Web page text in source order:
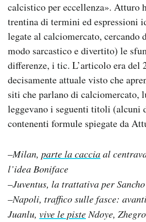
calcistico per eccellenza». Atturo
trentina di termini ed espressioni
legate al calciomercato, cercando
modo sarcastico e divertito) le
differenze, i tic. L’articolo era del
decisamente attuale visto che
siti che parlano di calciomercato,
leggevano i seguenti titoli (alcuni
contenenti formule spiegate da
–Milan, parte la cacciaal
l’idea Boniface
–Juventus, la trattativa per Sancho
–Napoli, traffico sulle fasce:
Juanlu, vive le pisteNdoye,